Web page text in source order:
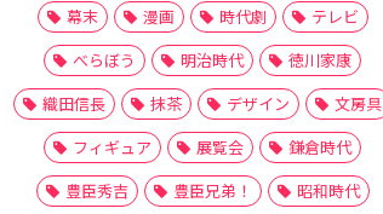
幕末
漫画 時代劇
テレビ
べらぼう
明治時代
徳川家康
織田信長
抹茶 デザイン
文房具
フィギュア
展覧会
鎌倉時代
豊臣秀吉
豊臣兄弟！
昭和時代